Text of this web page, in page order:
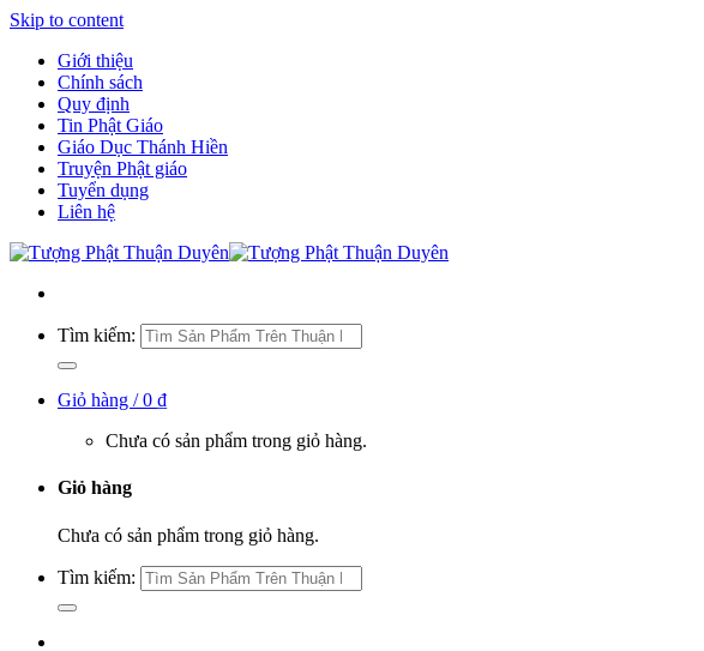
Skip to content
Giới thiệu
Chính sách
Quy định
Tin Phật Giáo
Giáo Dục Thánh Hiền
Truyện Phật giáo
Tuyển dụng
Liên hệ
Tìm kiếm:
Giỏ hàng /0 ₫
Chưa có sản phẩm trong giỏ hàng.
Giỏ hàng
Chưa có sản phẩm trong giỏ hàng.
Tìm kiếm: